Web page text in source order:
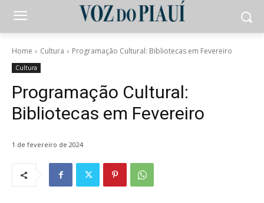
Home Cultura Programação Cultural: Bibliotecas em Fevereiro
Cultura
Programação Cultural:
Bibliotecas em Fevereiro
1 de fevereiro de 2024